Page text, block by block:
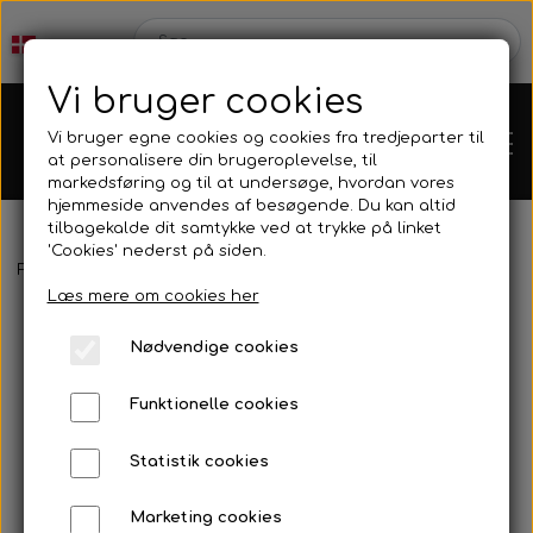
Karts
Mini kart
Motor
Forside
Vi bruger cookies
Vi bruger egne cookies og cookies fra tredjeparter til
at personalisere din brugeroplevelse, til
markedsføring og til at undersøge, hvordan vores
hjemmeside anvendes af besøgende. Du kan altid
tilbagekalde dit samtykke ved at trykke på linket
'Cookies' nederst på siden.
Læs mere om cookies her
Nødvendige cookies
Funktionelle cookies
Statistik cookies
Marketing cookies